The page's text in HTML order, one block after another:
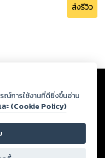
ส่งรีวิว
ละปรากฏว่าละเมิดสิทธิใน
หมายและศีลธรรม ดังนั้น ผู้อ่าน
วยตนเอง และหากท่านพบว่าส่วน
จ้งมายังบริษัท เพื่อทีมงานจะได้
วนลิขสิทธิ์ตามพระราชบัญญัติ
ณ์การใช้งานที่ดียิ่งขึ้นอ่าน
ะ (Cookie Policy)